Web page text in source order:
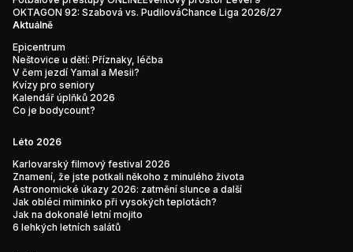
OKTAGON 92: Szabová vs. PudilováChance Liga 2026/27
Aktuálně
Epicentrum
Neštovice u dětí: Příznaky, léčba
V čem jezdí Yamal a Mesii?
Kvízy pro seniory
Kalendář úplňků 2026
Co je bodycount?
Léto 2026
Karlovarský filmový festival 2026
Znamení, že jste potkali někoho z minulého života
Astronomické úkazy 2026: zatmění slunce a další
Jak obléci miminko při vysokých teplotách?
Jak na dokonalé letní mojito
6 lehkých letních salátů